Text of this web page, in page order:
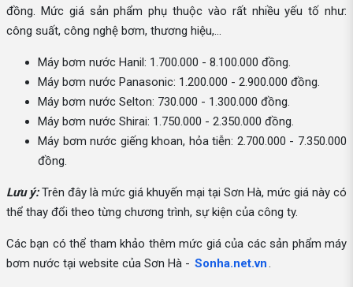
đồng. Mức giá sản phẩm phụ thuộc vào rất nhiều yếu tố như:
công suất, công nghệ bơm, thương hiệu,...
Máy bơm nước Hanil: 1.700.000 - 8.100.000 đồng.
Máy bơm nước Panasonic: 1.200.000 - 2.900.000 đồng.
Máy bơm nước Selton: 730.000 - 1.300.000 đồng.
Máy bơm nước Shirai: 1.750.000 - 2.350.000 đồng.
Máy bơm nước giếng khoan, hỏa tiễn: 2.700.000 - 7.350.000
đồng.
Lưu ý:Trên đây là mức giá khuyến mại tại Sơn Hà, mức giá này có
thể thay đổi theo từng chương trình, sự kiện của công ty.
Các bạn có thể tham khảo thêm mức giá của các sản phẩm máy
bơm nước tại website của Sơn Hà - Sonha.net.vn.